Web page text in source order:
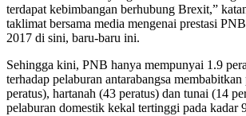
terdapat kebimbangan berhubung Brexit,”
taklimat bersama media mengenai prestasi
2017 di sini, baru-baru ini.
Sehingga kini, PNB hanya mempunyai 1.9
terhadap pelaburan antarabangsa
peratus), hartanah (43 peratus) dan tunai (14
pelaburan domestik kekal tertinggi pada kadar